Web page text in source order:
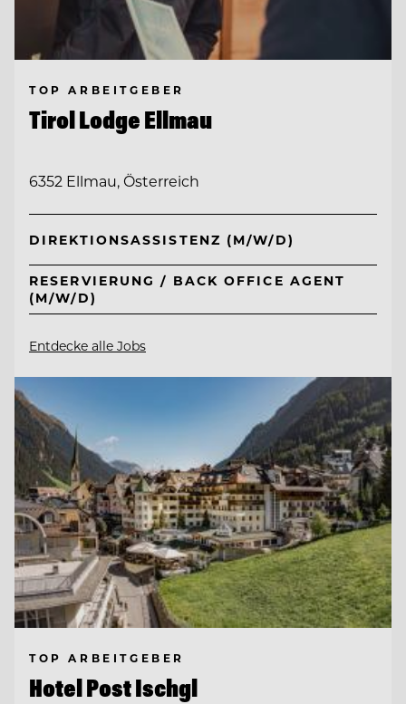
TOP ARBEITGEBER
Tirol Lodge Ellmau
6352 Ellmau, Österreich
DIREKTIONSASSISTENZ (M/W/D)
RESERVIERUNG / BACK OFFICE AGENT
(M/W/D)
Entdecke alle Jobs
TOP ARBEITGEBER
Hotel Post Ischgl